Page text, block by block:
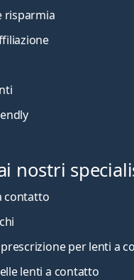
risparmia
nostri
contatto
per lenti a
lenti a contatto